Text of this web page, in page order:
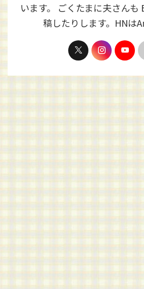
います。 ごくたまに夫さん
稿したりします。HNは